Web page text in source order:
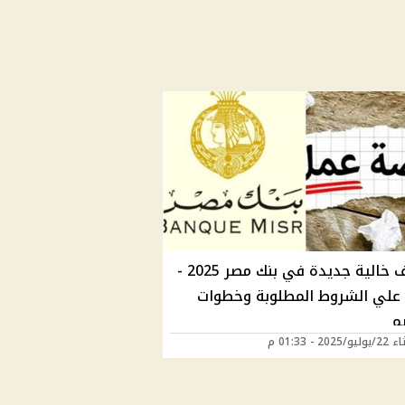
وظائف خالية جديدة في بنك مصر 2025 -
الشروط المطلوبة وخطوات
- 01:33 م